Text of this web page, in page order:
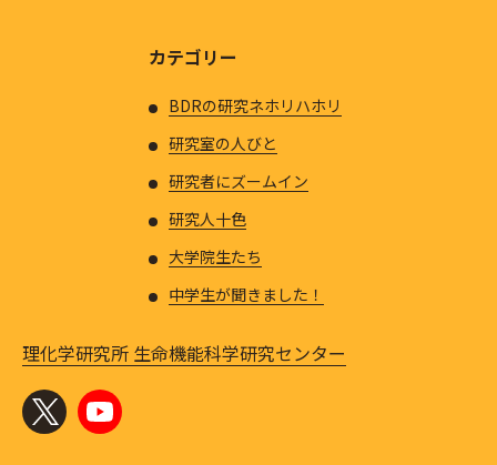
カテゴリー
BDRの研究ネホリハホリ
研究室の人びと
研究者にズームイン
研究人十色
大学院生たち
中学生が聞きました！
理化学研究所 生命機能科学研究センター